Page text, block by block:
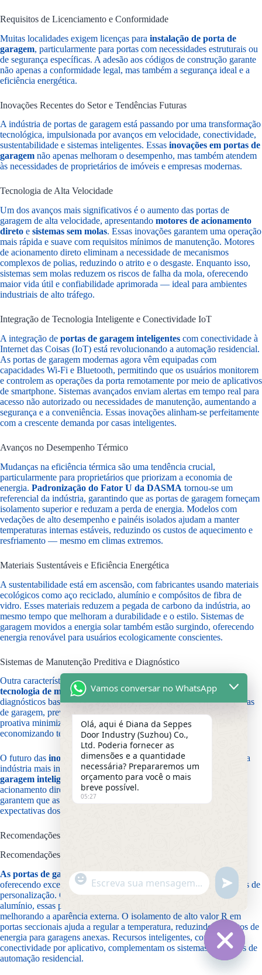
Requisitos de Licenciamento e Conformidade
Muitas localidades exigem licenças para instalação de porta de
garagem, particularmente para portas com necessidades estruturais ou
de segurança específicas. A adesão aos códigos de construção garante
não apenas a conformidade legal, mas também a segurança ideal e a
eficiência energética.
Inovações Recentes do Setor e Tendências Futuras
A indústria de portas de garagem está passando por uma transformação
tecnológica, impulsionada por avanços em velocidade, conectividade,
sustentabilidade e sistemas inteligentes. Essas inovações em portas de
garagem não apenas melhoram o desempenho, mas também atendem
às necessidades de proprietários de imóveis e empresas modernas.
Tecnologia de Alta Velocidade
Um dos avanços mais significativos é o aumento das portas de
garagem de alta velocidade, apresentando motores de acionamento
direto e sistemas sem molas. Essas inovações garantem uma operação
mais rápida e suave com requisitos mínimos de manutenção. Motores
de acionamento direto eliminam a necessidade de mecanismos
complexos de polias, reduzindo o atrito e o desgaste. Enquanto isso,
sistemas sem molas reduzem os riscos de falha da mola, oferecendo
maior vida útil e confiabilidade aprimorada — ideal para ambientes
industriais de alto tráfego.
Integração de Tecnologia Inteligente e Conectividade IoT
A integração de portas de garagem inteligentes com conectividade à
Internet das Coisas (IoT) está revolucionando a automação residencial.
As portas de garagem modernas agora vêm equipadas com
capacidades Wi-Fi e Bluetooth, permitindo que os usuários monitorem
e controlem as operações da porta remotamente por meio de aplicativos
de smartphone. Sistemas avançados enviam alertas em tempo real para
acesso não autorizado ou necessidades de manutenção, aumentando a
segurança e a conveniência. Essas inovações alinham-se perfeitamente
com a crescente demanda por casas inteligentes.
Avanços no Desempenho Térmico
Mudanças na eficiência térmica são uma tendência crucial,
particularmente para proprietários que priorizam a economia de
energia. Padronização do Fator U da DASMA tornou-se um
referencial da indústria, garantindo que as portas de garagem forneçam
isolamento superior e reduzam a perda de energia. Modelos com
vedações de alto desempenho e painéis isolados ajudam a manter
temperaturas internas estáveis, reduzindo os custos de aquecimento e
resfriamento — mesmo em climas extremos.
Materiais Sustentáveis e Eficiência Energética
A sustentabilidade está em ascensão, com fabricantes usando materiais
ecológicos como aço reciclado, alumínio e compósitos de fibra de
vidro. Esses materiais reduzem a pegada de carbono da indústria, ao
mesmo tempo que melhoram a durabilidade e o estilo. Sistemas de
garagem movidos a energia solar também estão surgindo, oferecendo
energia renovável para usuários ecologicamente conscientes.
Sistemas de Manutenção Preditiva e Diagnóstico
Outra característica de ponta que está transformando o mercado é a
tecnologia de manutenção preditiva. Sensores embutidos e
diagnósticos baseados em IA monitoram a saúde mecânica das portas
de garagem, prevendo falhas antes que ocorram. Essa abordagem
proativa minimiza o tempo de inatividade e os custos de reparo,
economizando tempo e dinheiro para os usuários.
O futuro das inovações em portas de garagemestá moldando uma
indústria mais inteligente, sustentável e eficiente. Desde
garagem inteligentes com conectividade IoT até motores de
acionamento direto de alta velocidade, os avanços tecnológicos
garantem que as portas não apenas atendam, mas superem as
expectativas dos usuários modernos.
Recomendações Específicas por Aplicação
Recomendações Residenciais
As portas de garagem seccionaissão ideais para residências,
oferecendo excelente apelo estético, isolamento e opções avançadas de
personalização. Com opções de materiais como aço, madeira e
alumínio, essas portas combinam funcionalidade com design,
melhorando a aparência externa. O isolamento de alto valor R em
portas seccionais ajuda a regular a temperatura, reduzindo os custos de
energia para garagens anexas. Recursos inteligentes, como
conectividade por aplicativo, complementam os sistemas modernos de
automação residencial.
Vamos conversar no WhatsApp
Olá, aqui é Diana da Seppes
Door Industry (Suzhou) Co.,
Ltd. Poderia fornecer as
dimensões e a quantidade
necessária? Prepararemos um
orçamento para você o mais
breve possível.
05:27
"
+
h
a
t
y
Mensagem do WhatsApp
i
n
e
f
i